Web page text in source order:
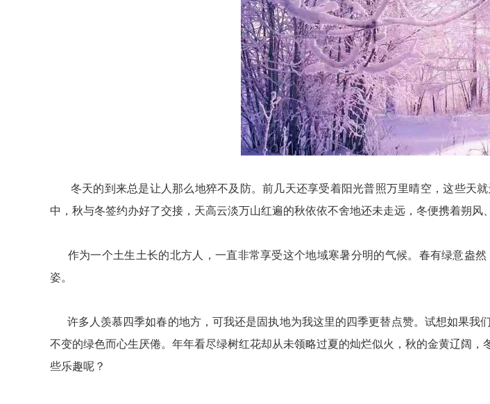
冬天的到来总是让人那么地猝不及防。前几天还享受着阳光普照万里晴空，这些天
中，秋与冬签约办好了交接，天高云淡万山红遍的秋依依不舍地还未走远，冬便携着朔风
作为一个土生土长的北方人，一直非常享受这个地域寒暑分明的气候。春有绿意盎
姿。
许多人羡慕四季如春的地方，可我还是固执地为我这里的四季更替点赞。试想如果我
不变的绿色而心生厌倦。年年看尽绿树红花却从未领略过夏的灿烂似火，秋的金黄辽阔
些乐趣呢？